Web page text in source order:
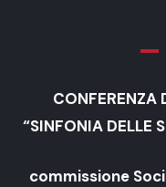
CONFERENZA
“SINFONIA DELLE
commissione